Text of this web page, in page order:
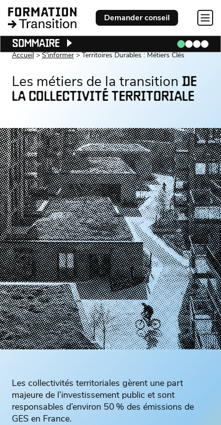
Demander conseil
Accueil S'informer Territoires Durables : Métiers Clés
Les métiers de la transition DE
LA COLLECTIVITÉ TERRITORIALE
Les collectivités territoriales gèrent une part
majeure de l’investissement public et sont
responsables d’environ 50 % des émissions de
GES en France.
SOMMAIRE